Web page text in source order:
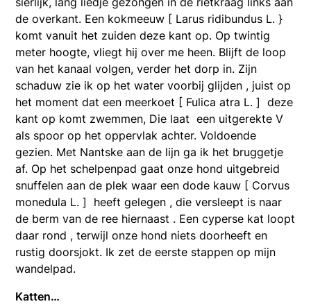
de overkant. Een kokmeeuw [ Larus ridibundus L. }
komt vanuit het zuiden deze kant op. Op twintig
meter hoogte, vliegt hij over me heen. Blijft de loop
van het kanaal volgen, verder het dorp in. Zijn
schaduw zie ik op het water voorbij glijden , juist op
het moment dat een meerkoet [ Fulica atra L. ] deze
kant op komt zwemmen, Die laat een uitgerekte V
als spoor op het oppervlak achter. Voldoende
gezien. Met Nantske aan de lijn ga ik het bruggetje
af. Op het schelpenpad gaat onze hond uitgebreid
snuffelen aan de plek waar een dode kauw [ Corvus
monedula L. ] heeft gelegen , die versleept is naar
de berm van de ree hiernaast . Een cyperse kat loopt
daar rond , terwijl onze hond niets doorheeft en
rustig doorsjokt. Ik zet de eerste stappen op mijn
wandelpad.
Katten…